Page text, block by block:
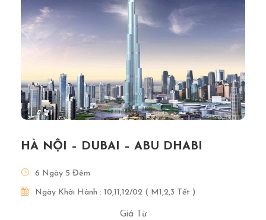
HÀ NỘI – DUBAI – ABU DHABI
6 Ngày 5 Đêm
Ngày Khởi Hành : 10,11,12/02 ( M1,2,3 Tết )
Giá Từ